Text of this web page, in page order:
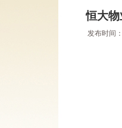
恒大
发布时间